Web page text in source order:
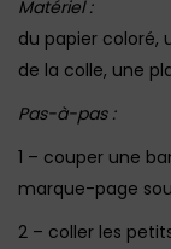
Matériel :
du papier coloré,
de la colle, une
Pas-à-pas :
1 – couper une
marque-page
2 – coller les